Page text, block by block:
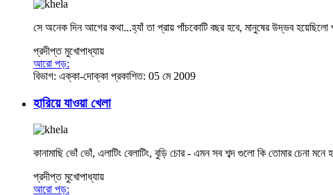
সে অনেক দিন আগের কথা...হ্যাঁ তা প্রায় পাঁচকোটি বছর হবে, মানুষের উদ্ভব হয়েছিলো
প্রদীপ্ত মুখোপাধ্যায়
আরো পড়:
বিভাগ: এক্কা-দোক্কা প্রকাশিত: 05 মে 2009
হারিয়ে যাওয়া খেলা
কানামাছি ভোঁ ভোঁ, এলাটিং বেলাটিং, বুড়ি চোর - এমন সব শব্দ গুলো কি তোমার
প্রদীপ্ত মুখোপাধ্যায়
আরো পড়: